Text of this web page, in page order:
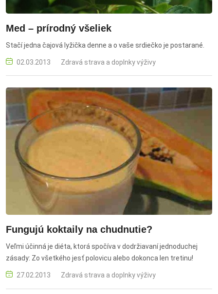
Med – prírodný všeliek
Stačí jedna čajová lyžička denne a o vaše srdiečko je postarané.
02.03.2013 Zdravá strava a doplnky výživy
Fungujú koktaily na chudnutie?
Veľmi účinná je diéta, ktorá spočíva v dodržiavaní jednoduchej
zásady: Zo všetkého jesť polovicu alebo dokonca len tretinu!
27.02.2013 Zdravá strava a doplnky výživy